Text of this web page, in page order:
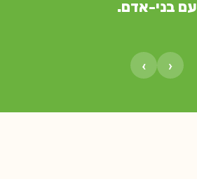
עם בני-אדם.
‹
›